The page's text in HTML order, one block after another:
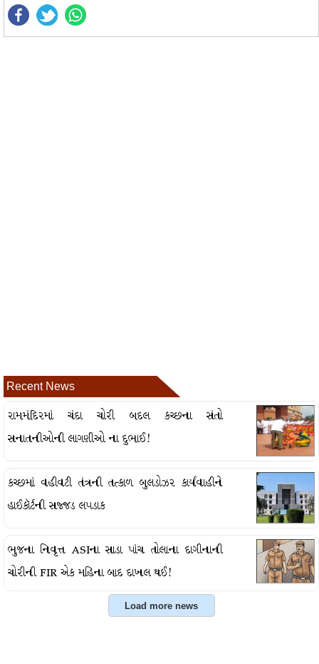
Recent News
રામમંદિરમાં ચંદા ચોરી બદલ કચ્છના સંતો
સનાતનીઓની લાગણીઓ ના દુભાઈ!
કચ્છમાં વહીવટી તંત્રની તત્કાળ બુલડોઝર કાર્યવાહીને
હાઈકૉર્ટની સજ્જડ લપડાક
ભુજના નિવૃત્ત ASIના સાડા પાંચ તોલાના દાગીનાની
ચોરીની FIR એક મહિના બાદ દાખલ થઈ!